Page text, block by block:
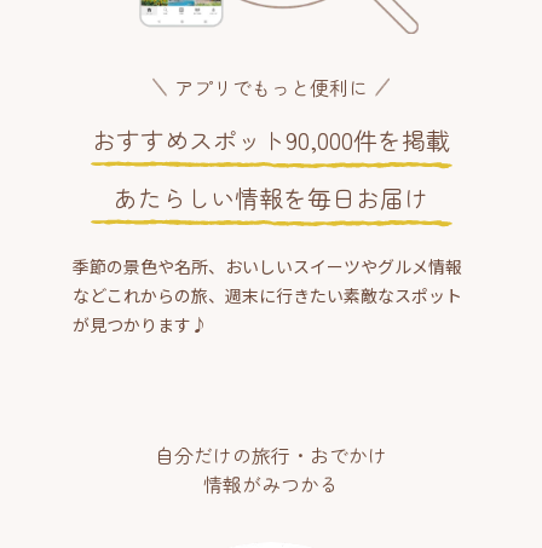
アプリでもっと便利に
おすすめスポット90,000件を掲載
あたらしい情報を毎日お届け
季節の景色や名所、おいしいスイーツやグルメ情報
などこれからの旅、週末に行きたい素敵なスポット
が見つかります♪
自分だけの旅行・おでかけ
情報がみつかる